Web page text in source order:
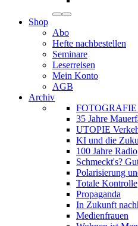
Shop
Abo
Hefte nachbestellen
Seminare
Leserreisen
Mein Konto
AGB
Archiv
FOTOGRAFIE
35 Jahre
UTOPIE
KI und die
100 Jahre Radio
Schmeckt's?
Polarisierung
Totale Kontrolle
Propaganda
In Zukunft
Medienfrauen